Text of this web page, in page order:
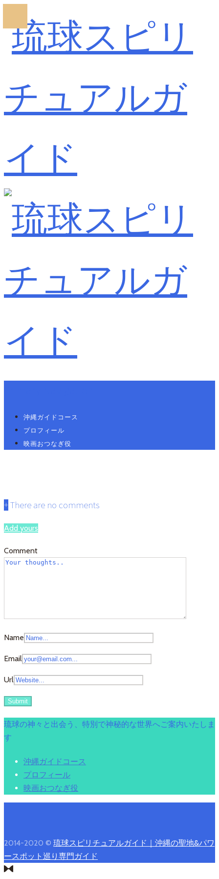
沖縄ガイドコース
プロフィール
映画おつなぎ役
+There are no comments
Add yours
Comment
Name
Email
Url
琉球の神々と出会う、特別で神秘的な世界へご案内いたしま
す
沖縄ガイドコース
プロフィール
映画おつなぎ役
2014-2020 © 琉球スピリチュアルガイド｜沖縄の聖地&パワ
ースポット巡り専門ガイド